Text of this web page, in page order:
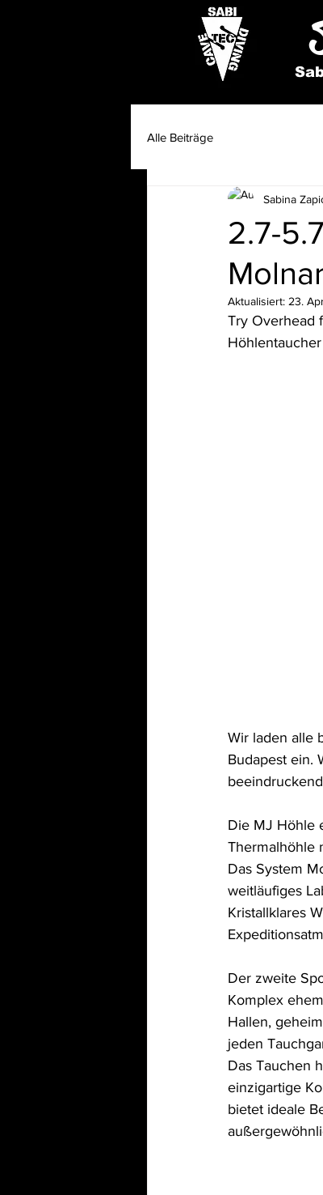
Alle Beiträge
2.7-
Sabina
Aktualisiert: 23.
Try Overhead
Höhlentaucher
Wir laden alle
Budapest ein.
Die MJ Höhle
Thermalhöhle
Das System
weitläufiges
Kristallklares
Der zweite
Komplex
Hallen,
jeden
Das Tauchen
einzigartige
bietet ideale